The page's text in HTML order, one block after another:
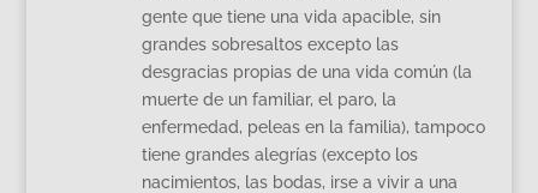
gente que tiene una vida apacible, sin
grandes sobresaltos excepto las
desgracias propias de una vida común (la
muerte de un familiar, el paro, la
enfermedad, peleas en la familia), tampoco
tiene grandes alegrías (excepto los
nacimientos, las bodas, irse a vivir a una